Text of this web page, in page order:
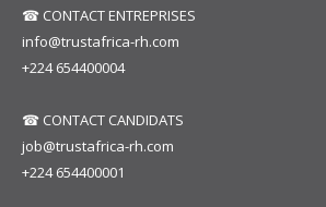
☎ CONTACT ENTREPRISES
info@trustafrica-rh.com
+224 654400004
☎ CONTACT CANDIDATS
job@trustafrica-rh.com
+224 654400001